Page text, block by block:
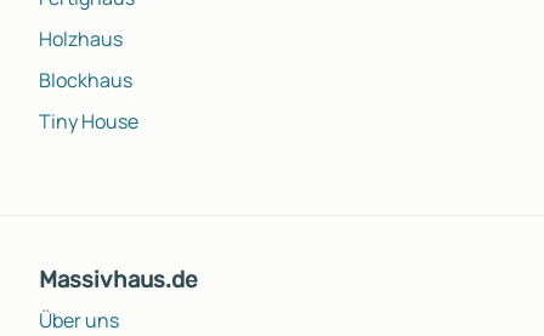
Holzhaus
Blockhaus
Tiny House
Massivhaus.de
Über uns